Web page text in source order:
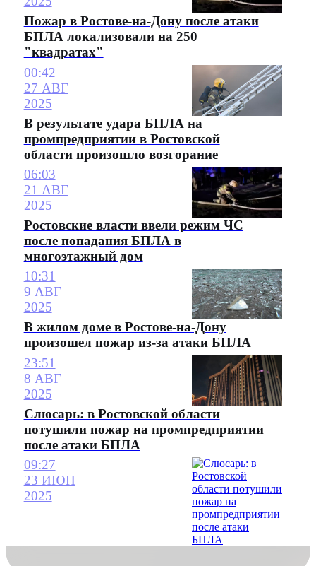
Пожар в Ростове-на-Дону после атаки
БПЛА локализовали на 250
"квадратах"
00:42
27 АВГ
2025
В результате удара БПЛА на
промпредприятии в Ростовской
области произошло возгорание
06:03
21 АВГ
2025
Ростовские власти ввели режим ЧС
после попадания БПЛА в
многоэтажный дом
10:31
9 АВГ
2025
В жилом доме в Ростове-на-Дону
произошел пожар из-за атаки БПЛА
23:51
8 АВГ
2025
Слюсарь: в Ростовской области
потушили пожар на промпредприятии
после атаки БПЛА
09:27
23 ИЮН
2025